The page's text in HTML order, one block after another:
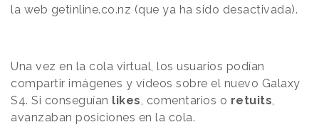
la web getinline.co.nz (que ya ha sido desactivada).
Una vez en la cola virtual, los usuarios podían
compartir imágenes y vídeos sobre el nuevo Galaxy
S4. Si conseguían likes , comentarios o retuits
avanzaban posiciones en la cola.